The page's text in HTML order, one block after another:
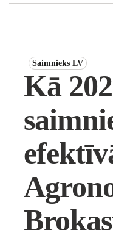
Saimnieks LV
Kā